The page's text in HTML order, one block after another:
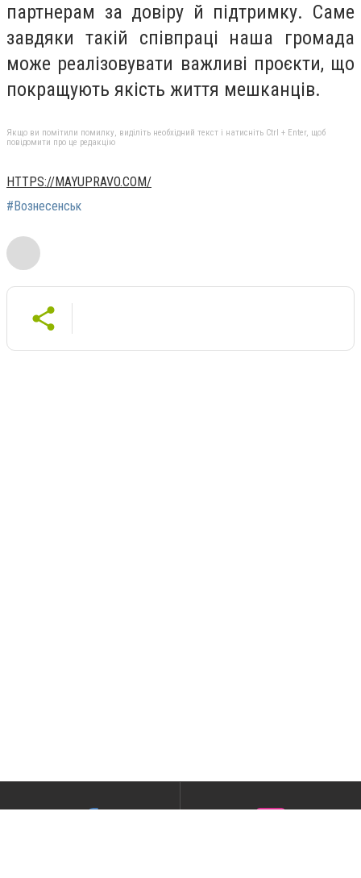
партнерам за довіру й підтримку. Саме
завдяки такій співпраці наша громада
може реалізовувати важливі проєкти, що
покращують якість життя мешканців.
Якщо ви помітили помилку, виділіть необхідний текст і натисніть Ctrl + Enter, щоб
повідомити про це редакцію
HTTPS://MAYUPRAVO.COM/
#Вознесенськ